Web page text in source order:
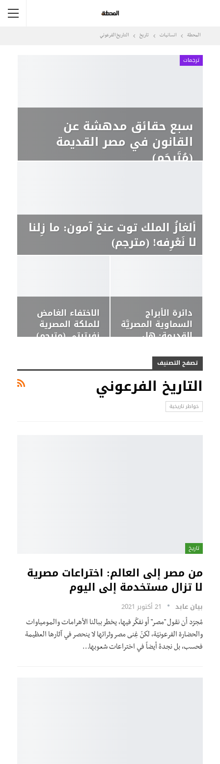
المحطة انسانيات تاريخ التاريخ الفرعوني
ترجمات
سبع حقائق مدهشة عن
القانون في مصر القديمة
(مُتَرجَم)
ألغازُ الملك توت عنخ آمون: ما زِلنا
لا نَعْرِفه! (مترجم)
دائرة الأبراج
السماوية المصريَّة
القديمة: هل
الاختفاء الغامض
للملكة المصرية
نفرتيتي (مترجم)
تصفح التصنيف
التاريخ الفرعوني
خواطر تاريخية
تاريخ
من مصر إلى العالم: اختراعات مصرية
لا تزال مستخدمة إلى اليوم
بيان عابد 21 أكتوبر 2021
مُجرّد أن نقول "مصر" أو نفكّر فيها، يخطر ببالنا الأهرامات والمومياوات
والحضارة الفرعونيّة، لكنّ غِنى مصر وثرائها لا ينحصر في آثارها العظيمة
فحسب، بل نجدهُ أيضاً في اختراعات شعوبها…